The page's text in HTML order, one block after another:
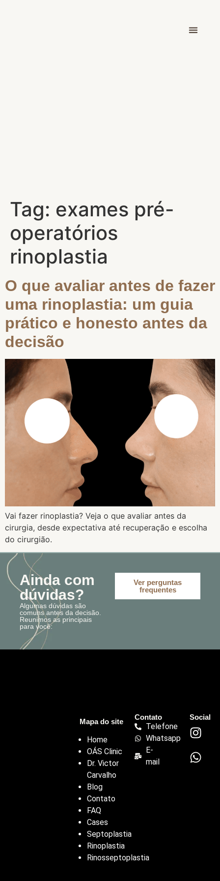
Tag: exames pré-
operatórios
rinoplastia
O que avaliar antes de fazer
uma rinoplastia: um guia
prático e honesto antes da
decisão
Vai fazer rinoplastia? Veja o que avaliar antes da
cirurgia, desde expectativa até recuperação e escolha
do cirurgião.
Ainda com
dúvidas?
Algumas dúvidas são
comuns antes da decisão.
Reunimos as principais
para você:
Ver perguntas
frequentes
Mapa do site
Home
OÁS Clinic
Dr. Victor
Carvalho
Blog
Contato
FAQ
Cases
Septoplastia
Rinoplastia
Rinosseptoplastia
Contato
Telefone
Whatsapp
E-
mail
Social